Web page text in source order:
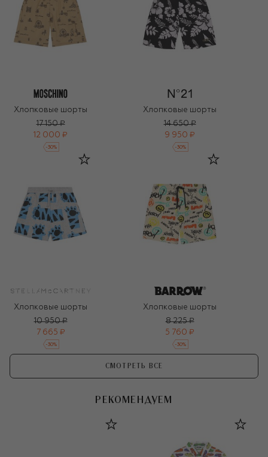
Хлопковые шорты
17 150 ₽
12 000 ₽
-30%
Хлопковые шорты
14 650 ₽
9 950 ₽
-30%
Хлопковые шорты
10 950 ₽
7 665 ₽
-30%
Хлопковые шорты
8 225 ₽
5 760 ₽
-30%
СМОТРЕТЬ ВСЕ
РЕКОМЕНДУЕМ